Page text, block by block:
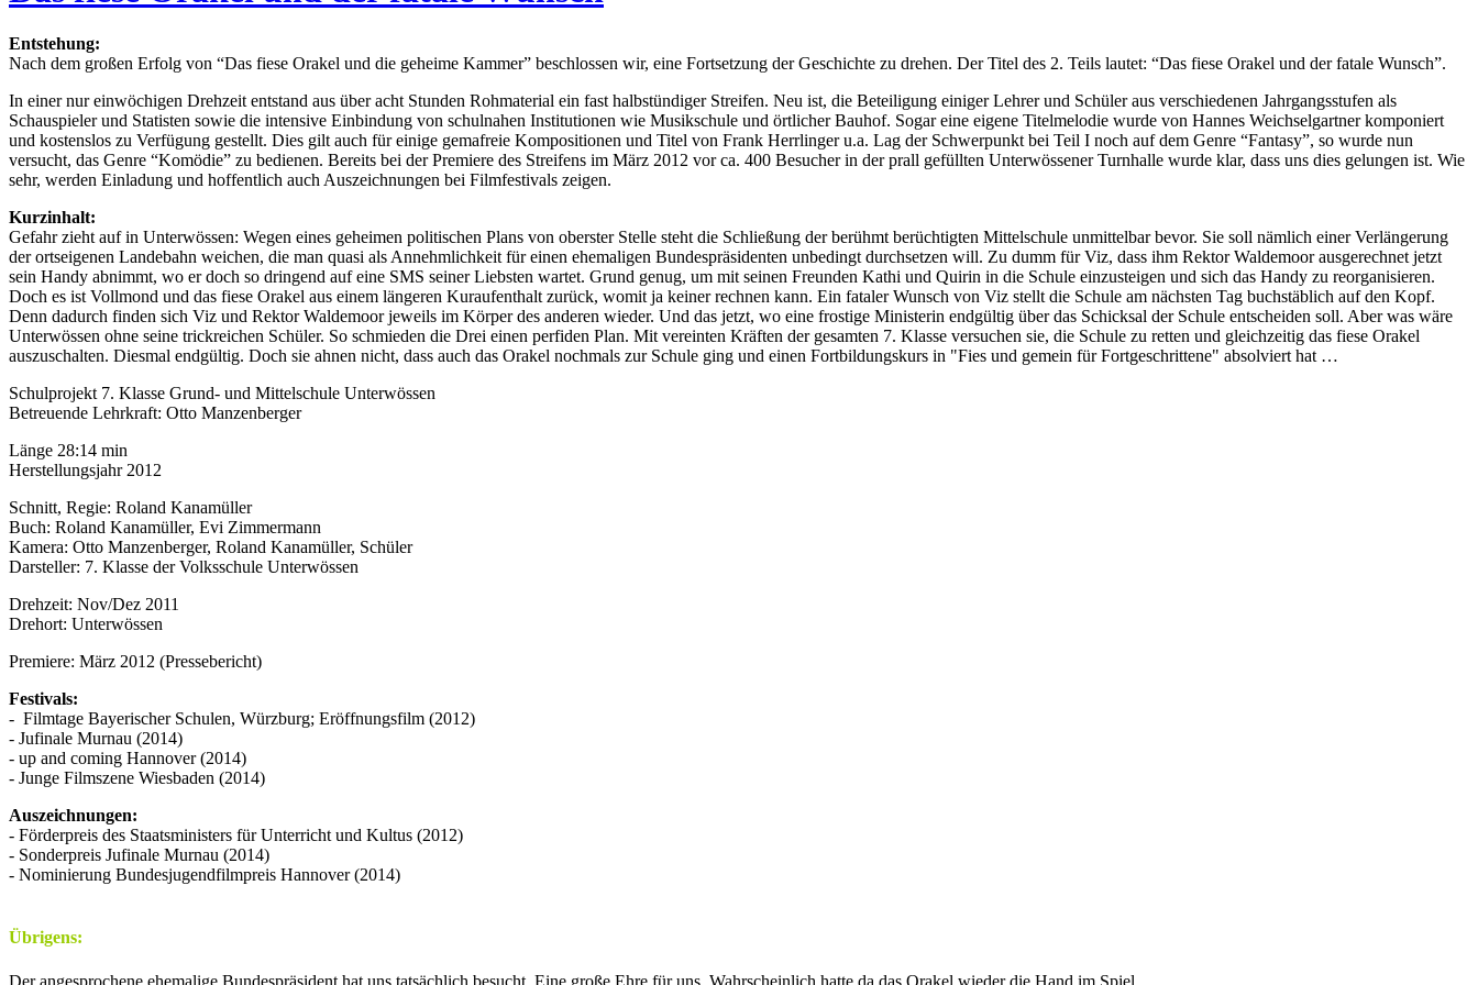
Entstehung:
Nach dem großen Erfolg von “Das fiese Orakel und die geheime Kammer” beschlossen wir, eine Fortsetzung der Geschichte zu drehen. Der Titel des 2. Teils lautet: “Das fiese Orakel und der fatale Wunsch”.
In einer nur einwöchigen Drehzeit entstand aus über acht Stunden Rohmaterial ein fast halbstündiger Streifen. Neu ist, die Beteiligung einiger Lehrer und Schüler aus verschiedenen Jahrgangsstufen als
Schauspieler und Statisten sowie die intensive Einbindung von schulnahen Institutionen wie Musikschule und örtlicher Bauhof. Sogar eine eigene Titelmelodie wurde von Hannes Weichselgartner komponiert
und kostenslos zu Verfügung gestellt. Dies gilt auch für einige gemafreie Kompositionen und Titel von Frank Herrlinger u.a. Lag der Schwerpunkt bei Teil I noch auf dem Genre “Fantasy”, so wurde nun
versucht, das Genre “Komödie” zu bedienen. Bereits bei der Premiere des Streifens im März 2012 vor ca. 400 Besucher in der prall gefüllten Unterwössener Turnhalle wurde klar, dass uns dies gelungen ist. Wie
sehr, werden Einladung und hoffentlich auch Auszeichnungen bei Filmfestivals zeigen.
Kurzinhalt:
Gefahr zieht auf in Unterwössen: Wegen eines geheimen politischen Plans von oberster Stelle steht die Schließung der berühmt berüchtigten Mittelschule unmittelbar bevor. Sie soll nämlich einer Verlängerung
der ortseigenen Landebahn weichen, die man quasi als Annehmlichkeit für einen ehemaligen Bundespräsidenten unbedingt durchsetzen will. Zu dumm für Viz, dass ihm Rektor Waldemoor ausgerechnet jetzt
sein Handy abnimmt, wo er doch so dringend auf eine SMS seiner Liebsten wartet. Grund genug, um mit seinen Freunden Kathi und Quirin in die Schule einzusteigen und sich das Handy zu reorganisieren.
Doch es ist Vollmond und das fiese Orakel aus einem längeren Kuraufenthalt zurück, womit ja keiner rechnen kann. Ein fataler Wunsch von Viz stellt die Schule am nächsten Tag buchstäblich auf den Kopf.
Denn dadurch finden sich Viz und Rektor Waldemoor jeweils im Körper des anderen wieder. Und das jetzt, wo eine frostige Ministerin endgültig über das Schicksal der Schule entscheiden soll. Aber was wäre
Unterwössen ohne seine trickreichen Schüler. So schmieden die Drei einen perfiden Plan. Mit vereinten Kräften der gesamten 7. Klasse versuchen sie, die Schule zu retten und gleichzeitig das fiese Orakel
auszuschalten. Diesmal endgültig. Doch sie ahnen nicht, dass auch das Orakel nochmals zur Schule ging und einen Fortbildungskurs in "Fies und gemein für Fortgeschrittene" absolviert hat …
Schulprojekt 7. Klasse Grund- und Mittelschule Unterwössen
Betreuende Lehrkraft: Otto Manzenberger
Länge 28:14 min
Herstellungsjahr 2012
Schnitt, Regie: Roland Kanamüller
Buch: Roland Kanamüller, Evi Zimmermann
Kamera: Otto Manzenberger, Roland Kanamüller, Schüler
Darsteller: 7. Klasse der Volksschule Unterwössen
Drehzeit: Nov/Dez 2011
Drehort: Unterwössen
Premiere: März 2012 (Pressebericht)
Festivals:
- Filmtage Bayerischer Schulen, Würzburg; Eröffnungsfilm (2012)
- Jufinale Murnau (2014)
- up and coming Hannover (2014)
- Junge Filmszene Wiesbaden (2014)
Auszeichnungen:
- Förderpreis des Staatsministers für Unterricht und Kultus (2012)
- Sonderpreis Jufinale Murnau (2014)
- Nominierung Bundesjugendfilmpreis Hannover (2014)
Übrigens:
Der angesprochene ehemalige Bundespräsident hat uns tatsächlich besucht. Eine große Ehre für uns. Wahrscheinlich hatte da das Orakel wieder die Hand im Spiel.